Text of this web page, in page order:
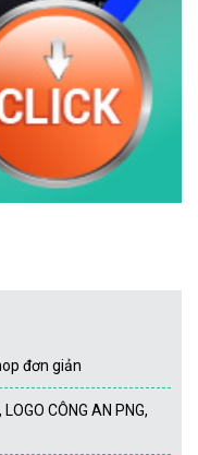
đơn giản
CÔNG AN PNG,